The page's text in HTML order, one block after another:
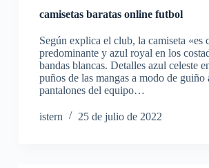
camisetas baratas online futbol
Según explica el club, la camiseta «es
predominante y azul royal en los
bandas blancas. Detalles azul celeste
puños de las mangas a modo de
pantalones del equipo…
istern 25 de julio de 2022